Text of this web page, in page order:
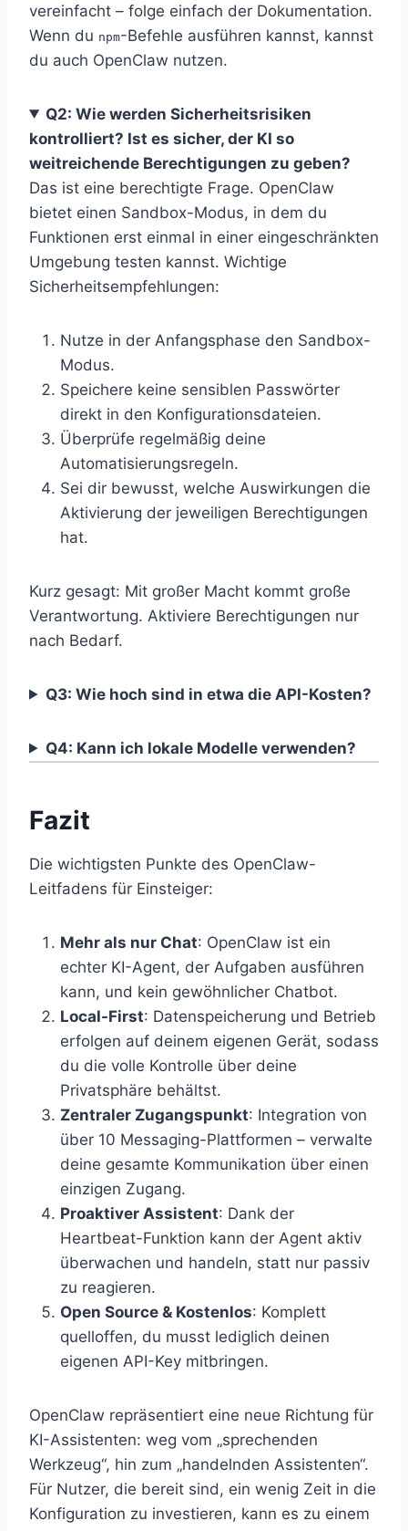
vereinfacht – folge einfach der Dokumentation.
Wenn du npm-Befehle ausführen kannst, kannst
du auch OpenClaw nutzen.
Q2: Wie werden Sicherheitsrisiken
kontrolliert? Ist es sicher, der KI so
weitreichende Berechtigungen zu geben?
Das ist eine berechtigte Frage. OpenClaw
bietet einen Sandbox-Modus, in dem du
Funktionen erst einmal in einer eingeschränkten
Umgebung testen kannst. Wichtige
Sicherheitsempfehlungen:
Nutze in der Anfangsphase den Sandbox-
Modus.
Speichere keine sensiblen Passwörter
direkt in den Konfigurationsdateien.
Überprüfe regelmäßig deine
Automatisierungsregeln.
Sei dir bewusst, welche Auswirkungen die
Aktivierung der jeweiligen Berechtigungen
hat.
Kurz gesagt: Mit großer Macht kommt große
Verantwortung. Aktiviere Berechtigungen nur
nach Bedarf.
Q3: Wie hoch sind in etwa die API-Kosten?
Q4: Kann ich lokale Modelle verwenden?
Fazit
Die wichtigsten Punkte des OpenClaw-
Leitfadens für Einsteiger:
Mehr als nur Chat: OpenClaw ist ein
echter KI-Agent, der Aufgaben ausführen
kann, und kein gewöhnlicher Chatbot.
Local-First: Datenspeicherung und Betrieb
erfolgen auf deinem eigenen Gerät, sodass
du die volle Kontrolle über deine
Privatsphäre behältst.
Zentraler Zugangspunkt: Integration von
über 10 Messaging-Plattformen – verwalte
deine gesamte Kommunikation über einen
einzigen Zugang.
Proaktiver Assistent: Dank der
Heartbeat-Funktion kann der Agent aktiv
überwachen und handeln, statt nur passiv
zu reagieren.
Open Source & Kostenlos: Komplett
quelloffen, du musst lediglich deinen
eigenen API-Key mitbringen.
OpenClaw repräsentiert eine neue Richtung für
KI-Assistenten: weg vom „sprechenden
Werkzeug“, hin zum „handelnden Assistenten“.
Für Nutzer, die bereit sind, ein wenig Zeit in die
Konfiguration zu investieren, kann es zu einem